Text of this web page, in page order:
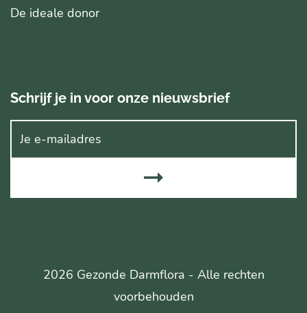
De ideale donor
Schrijf je in voor onze nieuwsbrief
2026 Gezonde Darmflora - Alle rechten
voorbehouden